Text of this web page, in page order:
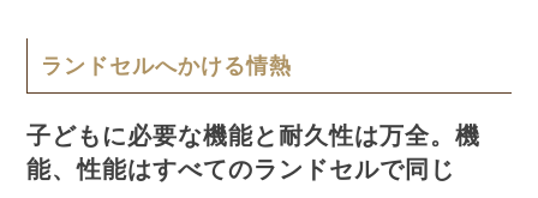
ランドセルへかける情熱
子どもに必要な機能と耐久性は万全。機
能、性能はすべてのランドセルで同じ